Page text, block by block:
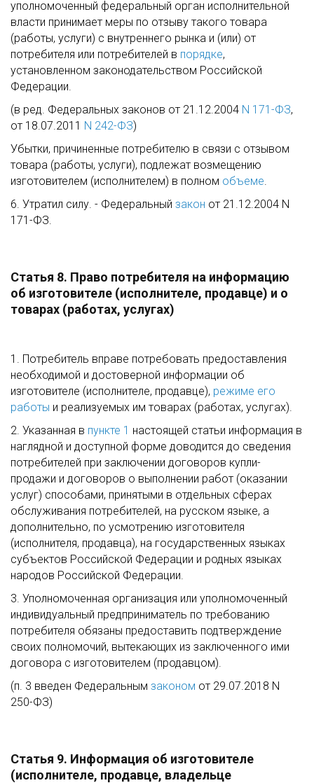
уполномоченный федеральный орган исполнительной
власти принимает меры по отзыву такого товара
(работы, услуги) с внутреннего рынка и (или) от
потребителя или потребителей в порядке,
установленном законодательством Российской
Федерации.
(в ред. Федеральных законов от 21.12.2004 N 171-ФЗ,
от 18.07.2011 N 242-ФЗ)
Убытки, причиненные потребителю в связи с отзывом
товара (работы, услуги), подлежат возмещению
изготовителем (исполнителем) в полном объеме.
6. Утратил силу. - Федеральный закон от 21.12.2004 N
171-ФЗ.
Статья 8. Право потребителя на информацию
об изготовителе (исполнителе, продавце) и о
товарах (работах, услугах)
1. Потребитель вправе потребовать предоставления
необходимой и достоверной информации об
изготовителе (исполнителе, продавце), режиме его
работы и реализуемых им товарах (работах, услугах).
2. Указанная в пункте 1 настоящей статьи информация в
наглядной и доступной форме доводится до сведения
потребителей при заключении договоров купли-
продажи и договоров о выполнении работ (оказании
услуг) способами, принятыми в отдельных сферах
обслуживания потребителей, на русском языке, а
дополнительно, по усмотрению изготовителя
(исполнителя, продавца), на государственных языках
субъектов Российской Федерации и родных языках
народов Российской Федерации.
3. Уполномоченная организация или уполномоченный
индивидуальный предприниматель по требованию
потребителя обязаны предоставить подтверждение
своих полномочий, вытекающих из заключенного ими
договора с изготовителем (продавцом).
(п. 3 введен Федеральным законом от 29.07.2018 N
250-ФЗ)
Статья 9. Информация об изготовителе
(исполнителе, продавце, владельце